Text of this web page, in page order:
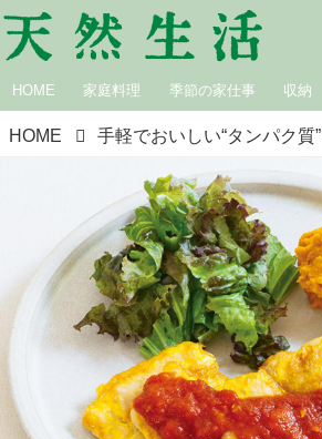
HOME 家庭料理 季節の家仕事 収納
HOME